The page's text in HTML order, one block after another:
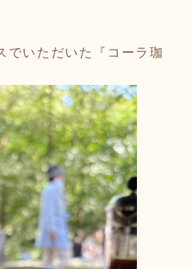
でいただいた『コーラ珈